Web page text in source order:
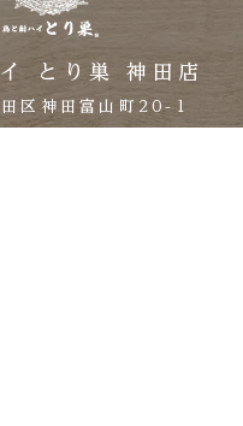
とり巣 神田店
田区神田富山町20-1